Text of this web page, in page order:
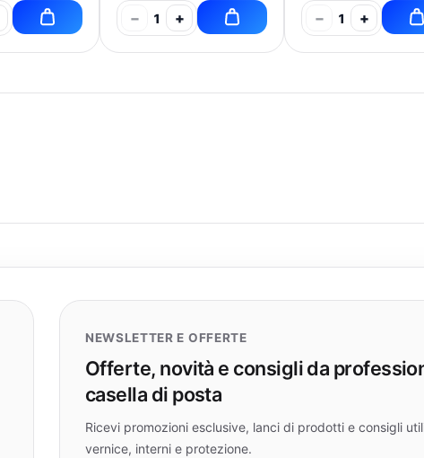
− 1 + − 1 +
NEWSLETTER E OFFERTE
Offerte, novità e consigli da
casella di posta
Ricevi promozioni esclusive, lanci di prodotti e consigli
vernice, interni e protezione.